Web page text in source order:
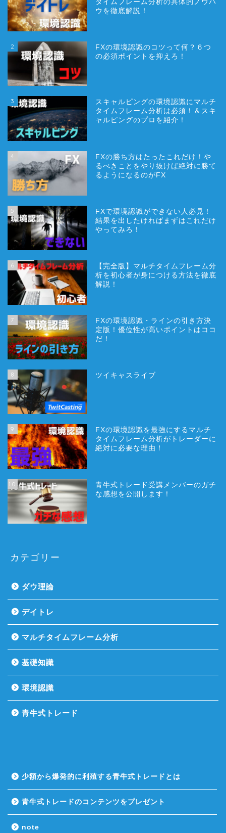
タイムフレーム分析の具体的ノウハ
ウを徹底解説！
2
FXの環境認識のコツって何？６つ
の必須ポイントを抑えろ！
3
スキャルピングの環境認識にマルチ
タイムフレーム分析は必須！＆スキ
ャルピングのプロを紹介！
4
FXの勝ち方はたったこれだけ！や
るべきことをやり抜けば絶対に勝て
るようになるのがFX
5
FXで環境認識ができない人必見！
結果を出したければまずはこれだけ
やってみろ！
6
【完全版】マルチタイムフレーム分
析を初心者が身につける方法を徹底
解説！
7
FXの環境認識・ラインの引き方決
定版！優位性が高いポイントはココ
だ！
8 ツイキャスライブ
9
FXの環境認識を最強にするマルチ
タイムフレーム分析がトレーダーに
絶対に必要な理由！
10
青牛式トレード受講メンバーのガチ
な感想を公開します！
カテゴリー
ダウ理論
デイトレ
マルチタイムフレーム分析
基礎知識
環境認識
青牛式トレード
少額から爆発的に利殖する青牛式トレードとは
青牛式トレードのコンテンツをプレゼント
note